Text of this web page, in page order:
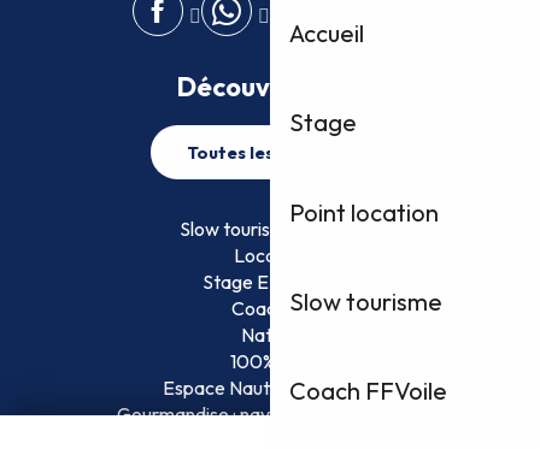
Accueil
Stage
Point location
Slow tourisme
Coach FFVoile
Découvrez plus
Toutes les activités
Slow tourisme FFVoile
Location
Stage EFVoile
Coaching
Nature
100% Fun
Espace Nautique Surveillé
Gourmandise : naviguez et savourez !